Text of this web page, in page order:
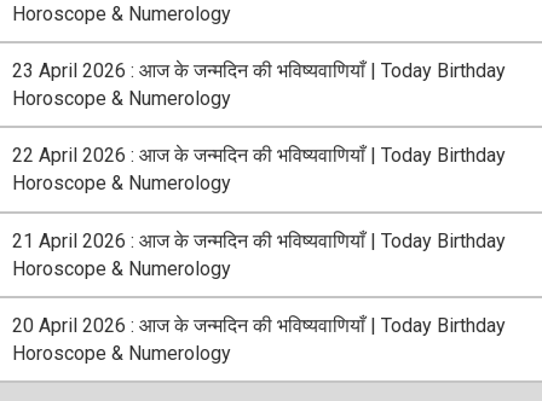
Horoscope & Numerology
23 April 2026 : आज के जन्मदिन की भविष्यवाणियाँ | Today Birthday
Horoscope & Numerology
22 April 2026 : आज के जन्मदिन की भविष्यवाणियाँ | Today Birthday
Horoscope & Numerology
21 April 2026 : आज के जन्मदिन की भविष्यवाणियाँ | Today Birthday
Horoscope & Numerology
20 April 2026 : आज के जन्मदिन की भविष्यवाणियाँ | Today Birthday
Horoscope & Numerology